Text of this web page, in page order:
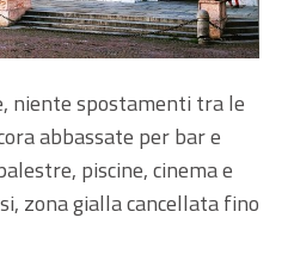
niente spostamenti tra le
abbassate per bar e
piscine, cinema e
zona gialla cancellata fino